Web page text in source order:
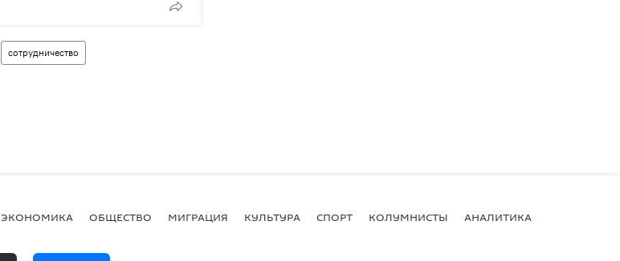
сотрудничество
ЭКОНОМИКА ОБЩЕСТВО МИГРАЦИЯ КУЛЬТУРА СПОРТ КОЛУМНИСТЫ АНАЛИТИКА